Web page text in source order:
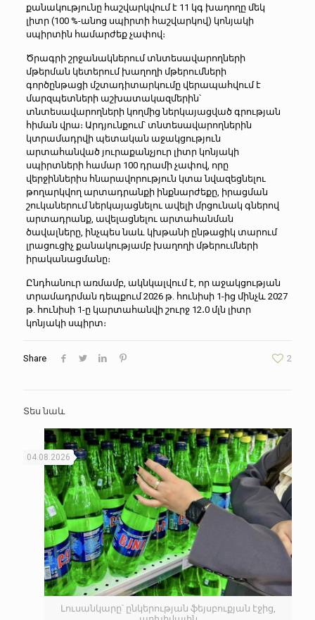
քանակությունը հաշվարկվում է 11 կգ խաղողը մեկ
լիտր (100 %-անոց սպիրտի հաշվարկով) կոնյակի
սպիրտին համարժեք չափով։
Ծրագրի շրջանակներում տնտեսավարողների
մթերման կետերում խաղողի մթերումների
գործընթացի մշտադիտարկումը վերապահվում է
մարզպետների աշխատակազմերին՝
տնտեսավարողների կողմից ներկայացված գրության
հիման վրա։ Արդյունքում՝ տնտեսավարողներին
կտրամադրվի պետական աջակցություն
արտահանված յուրաքանչյուր լիտր կոնյակի
սպիրտների համար 100 դրամի չափով, որը
վերջիններիս հնարավորություն կտա նվազեցնելու
թողարկվող արտադրանքի ինքնարժեքը, իրացման
շուկաներում ներկայացնելու ավելի մրցունակ գներով
արտադրանք, ավելացնելու արտահանման
ծավալները, ինչպես նաև կխթանի ընթացիկ տարում
լրացուցիչ քանակությամբ խաղողի մթերումների
իրականացմանը։
Ընդհանուր առմամբ, ակնկալվում է, որ աջակցության
տրամադրման դեպքում 2026 թ. հունիսի 1-ից մինչև 2027
թ. հունիսի 1-ը կարտահանվի շուրջ 12․0 մլն լիտր
կոնյակի սպիրտ։
Share 2
Տես նաև
Լուսանկարը՝ ընկերության ֆեյսբուքյան էջից,
04.08.2026